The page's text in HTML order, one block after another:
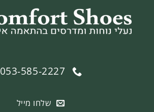
053-585-2227
שלחו מייל